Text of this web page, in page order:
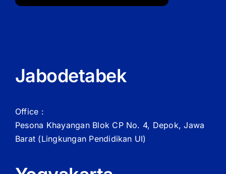
Jabodetabek
Office :
Pesona Khayangan Blok CP No. 4, Depok, Jawa
Barat (Lingkungan Pendidikan UI)